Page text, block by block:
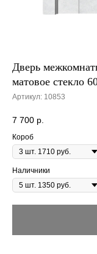
Дверь
матовое стекло
Артикул: 10853
7 700 р.
Короб
Наличники